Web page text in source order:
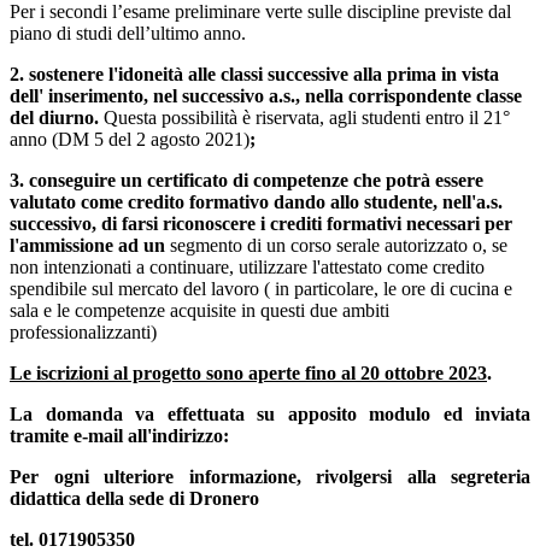
Per i secondi l’esame preliminare verte sulle discipline previste dal
piano di studi dell’ultimo anno.
2. sostenere l'idoneità alle classi successive alla prima in vista
dell' inserimento, nel successivo a.s., nella corrispondente classe
del diurno. Questa possibilità è riservata, agli studenti entro il 21°
anno (DM 5 del 2 agosto 2021);
3. conseguire un certificato di competenze che potrà essere
valutato come credito formativo dando allo studente, nell'a.s.
successivo, di farsi riconoscere i crediti formativi necessari per
l'ammissione ad un segmento di un corso serale autorizzato o, se
non intenzionati a continuare, utilizzare l'attestato come credito
spendibile sul mercato del lavoro ( in particolare, le ore di cucina e
sala e le competenze acquisite in questi due ambiti
professionalizzanti)
Le iscrizioni al progetto sono aperte fino al 20 ottobre 2023.
La domanda va effettuata su apposito modulo ed inviata
tramite e-mail all'indirizzo:
Per ogni ulteriore informazione, rivolgersi alla segreteria
didattica della sede di Dronero
tel. 0171905350